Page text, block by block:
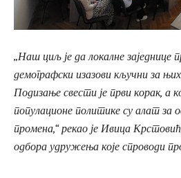
„Наш циљ је да локалне заједнице
демографски изазови кључни за
Подизање свести је први корак, а
популационе политике су алат за
промена,“ рекао је Ивица
одбора удружења које спроводи